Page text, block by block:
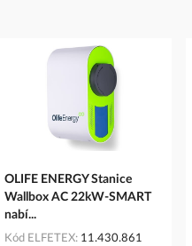
OLIFE ENERGY Stanice
Wallbox AC 22kW-SMART
nabí...
Kód ELFETEX 11.430.861